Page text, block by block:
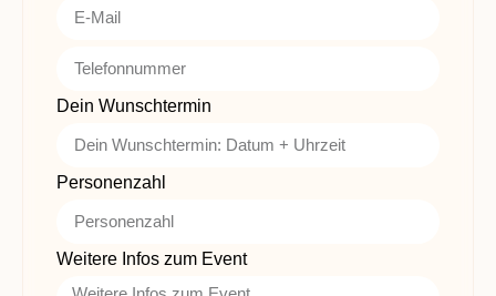
Dein Wunschtermin
Personenzahl
Weitere Infos zum Event